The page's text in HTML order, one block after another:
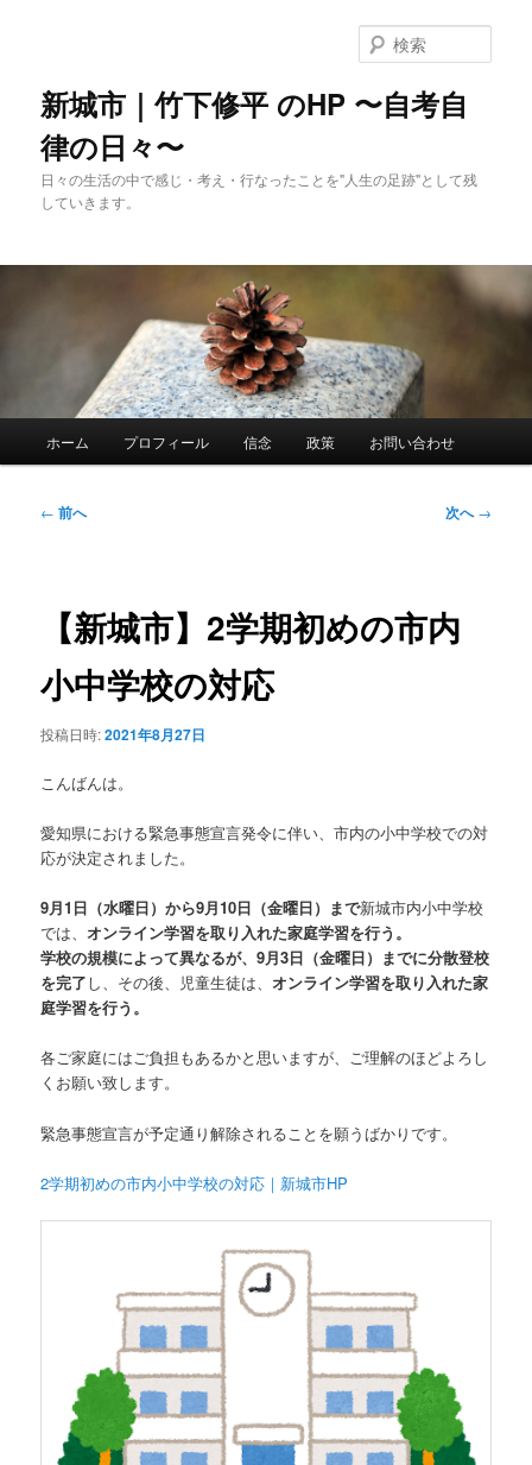
動
新城市｜竹下修平 のHP 〜自考自
律の日々〜
日々の生活の中で感じ・考え・行なったことを"人生の足跡"として残
していきます。
索
ホーム プロフィール 信念 政策 お問い合わせ
投
ョ
ン
← 前へ 次へ→
【新城市】2学期初めの市内
小中学校の対応
投稿日時:2021年8月27日
こんばんは。
愛知県における緊急事態宣言発令に伴い、市内の小中学校での対
応が決定されました。
9月1日（水曜日）から9月10日（金曜日）まで新城市内小中学校
では、オンライン学習を取り入れた家庭学習を行う。
学校の規模によって異なるが、9月3日（金曜日）までに分散登校
を完了し、その後、児童生徒は、オンライン学習を取り入れた家
庭学習を行う。
各ご家庭にはご負担もあるかと思いますが、ご理解のほどよろし
くお願い致します。
緊急事態宣言が予定通り解除されることを願うばかりです。
2学期初めの市内小中学校の対応｜新城市HP